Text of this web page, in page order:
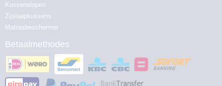
Kussenslopen
Zijslaapkussens
Matrasbeschermer
Betaalmethodes